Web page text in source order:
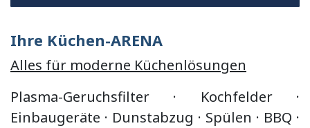
Ihre Küchen-ARENA
Alles für moderne Küchenlösungen
Plasma-Geruchsfilter · Kochfelder ·
Einbaugeräte · Dunstabzug · Spülen · BBQ ·